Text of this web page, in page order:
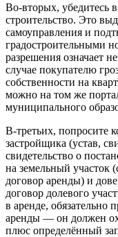
Во-вторых, убедитесь
строительство. Это
самоуправления и
градостроительными
разрешения означает
случае покупателю
собственности на
можно на том же
муниципального
В-третьих, попросите
застройщика (устав,
свидетельство о
на земельный участок
договор аренды) и
договор долевого
в аренде, обязательно
аренды — он должен
плюс определённый